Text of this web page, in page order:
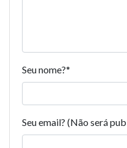
Seu nome?*
Seu email? (Não será